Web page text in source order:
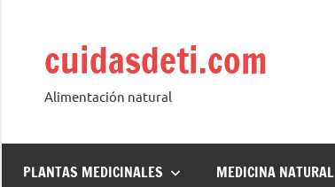
contenidocuidasdeti.com
Alimentación natural
PLANTAS MEDICINALES MEDICINA NATURAL